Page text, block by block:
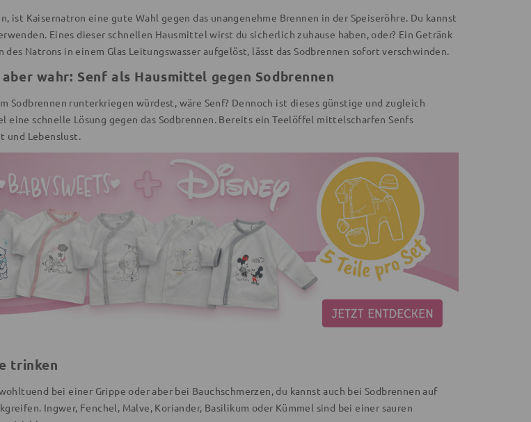
ist Kaisernatron eine gute Wahl gegen das unangenehme Brennen in der Speiseröhre. Du kannst
Eines dieser schnellen Hausmittel wirst du sicherlich zuhause haben, oder? Ein Getränk
Natrons in einem Glas Leitungswasser aufgelöst, lässt das Sodbrennen sofort verschwinden.
wahr: Senf als Hausmittel gegen Sodbrennen
Sodbrennen runterkriegen würdest, wäre Senf? Dennoch ist dieses günstige und zugleich
eine schnelle Lösung gegen das Sodbrennen. Bereits ein Teelöffel mittelscharfen Senfs
und Lebenslust.
trinken
bei einer Grippe oder aber bei Bauchschmerzen, du kannst auch bei Sodbrennen auf
Ingwer, Fenchel, Malve, Koriander, Basilikum oder Kümmel sind bei einer sauren